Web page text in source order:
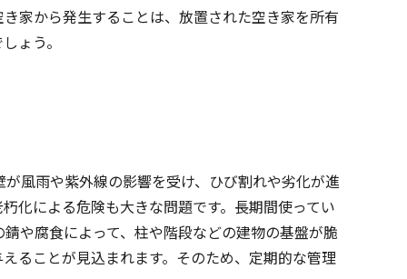
家から発生することは、放置された空き家を所有
ょう。
風雨や紫外線の影響を受け、ひび割れや劣化が進
化による危険も大きな問題です。長期間使ってい
や腐食によって、柱や階段などの建物の基盤が脆
ることが見込まれます。そのため、定期的な管理